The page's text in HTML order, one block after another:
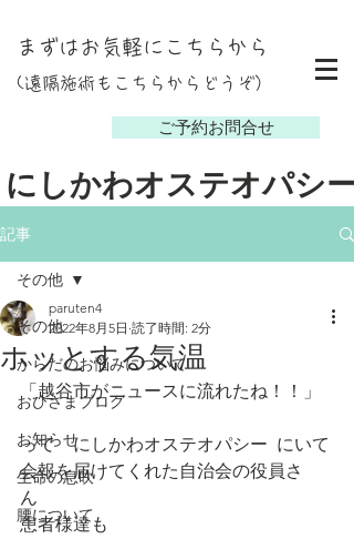
ご予約お問合せ
にしかわオステオパシー
まずはお気軽にこちらから
(遠隔施術もこちらからどうぞ）
記事
その他
からだのお悩みについて
おひさまブログ
お知らせ
生命の息吹
腰について
その他
ホッとする気温
paruten4
2022年8月5日 読了時間: 2分
「越谷市がニュースに流れたね！！」
って　にしかわオステオパシー  にいて
会報を届けてくれた自治会の役員さ
ん
患者様達も